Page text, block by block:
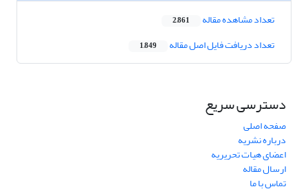
تعداد مشاهده مقاله 2,861
تعداد دریافت فایل اصل مقاله 1,849
دسترسی سریع
صفحه اصلی
درباره نشریه
اعضای هیات تحریریه
ارسال مقاله
تماس با ما